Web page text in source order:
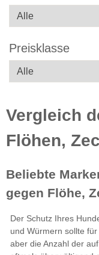
Preisklasse